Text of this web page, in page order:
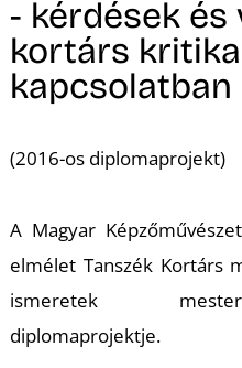
- kérdések és
kortárs
kapcsolatban
(2016-os diplomaprojekt)
A Magyar
elmélet Tanszék Kortárs
ismeretek
diplomaprojektje.